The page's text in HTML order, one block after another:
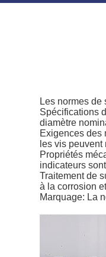
Les normes de
Spécifications
diamètre
Exigences des
les vis
Propriétés
indicateurs
Traitement de
à la corrosion
Marquage: La